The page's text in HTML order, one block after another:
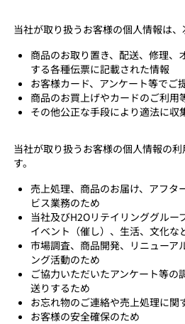
当社が取り扱うお客様の個人情報は、
商品のお取り置き、配送、修理、
する各種伝票に記載された情報
お客様カード、アンケート等でご
商品のお買上げやカードのご利用
その他公正な手段により適法に収
当社が取り扱うお客様の個人情報の
す。
売上処理、商品のお届け、アフタ
ビス業務のため
当社及びH2Oリテイリンググルー
イベント（催し）、生活、文化な
市場調査、商品開発、リニューア
ング活動のため
ご協力いただいたアンケート等の
送りするため
お忘れ物のご連絡や売上処理に関
お客様の安全確保のため